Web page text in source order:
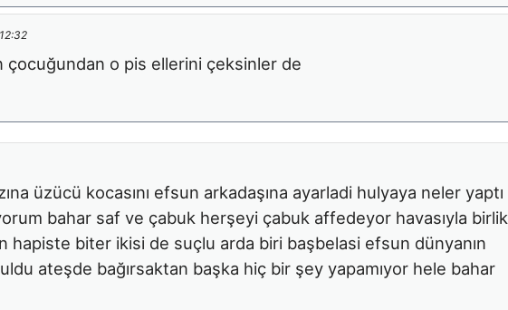
çocuğundan o pis ellerini çeksinler de
üzücü kocasını efsun arkadaşına ayarladi hulyaya neler yaptı
bahar saf ve çabuk herşeyi çabuk affedeyor havasıyla birlik
hapiste biter ikisi de suçlu arda biri başbelasi efsun dünyanın
ateşde bağırsaktan başka hiç bir şey yapamıyor hele bahar